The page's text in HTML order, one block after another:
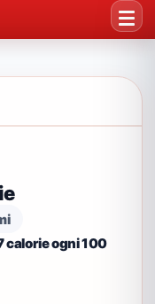
calorie ogni 100